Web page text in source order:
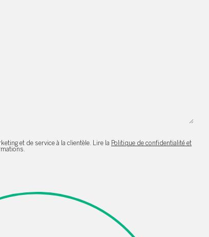
et de service à la clientèle. Lire la Politique de confidentialité et